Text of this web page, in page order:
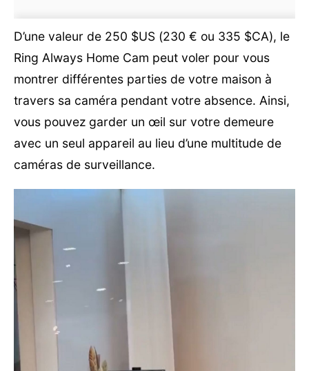
D’une valeur de 250 $US (230 € ou 335 $CA), le
Ring Always Home Cam peut voler pour vous
montrer différentes parties de votre maison à
travers sa caméra pendant votre absence. Ainsi,
vous pouvez garder un œil sur votre demeure
avec un seul appareil au lieu d’une multitude de
caméras de surveillance.
vidéo